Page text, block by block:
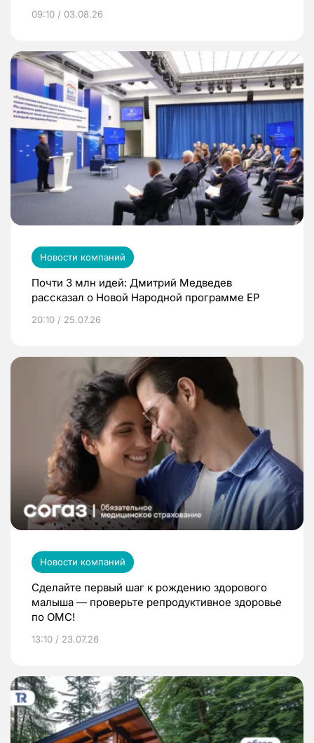
09:10 / 03.08.26
Новости компаний
Почти 3 млн идей: Дмитрий Медведев
рассказал о Новой Народной программе ЕР
20:10 / 25.07.26
Новости компаний
Сделайте первый шаг к рождению здорового
малыша — проверьте репродуктивное здоровье
по ОМС!
13:10 / 23.07.26